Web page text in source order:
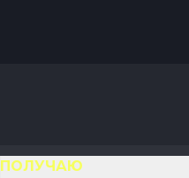
ПОЛУЧАЮ